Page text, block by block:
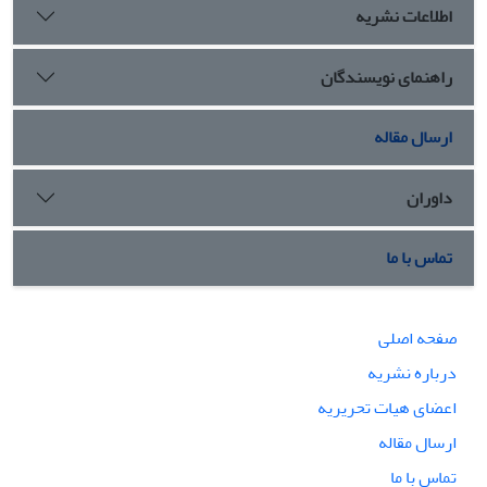
اطلاعات نشریه
راهنمای نویسندگان
ارسال مقاله
داوران
تماس با ما
صفحه اصلی
درباره نشریه
اعضای هیات تحریریه
ارسال مقاله
تماس با ما